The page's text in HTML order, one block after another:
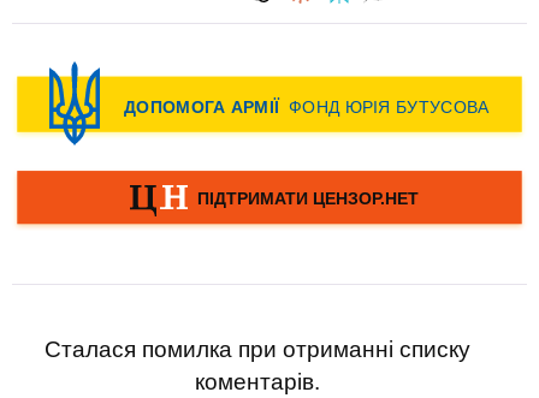
Сталася помилка при отриманні списку
коментарів.